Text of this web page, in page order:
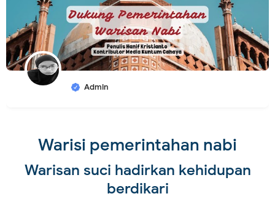
Admin
Warisi pemerintahan nabi
Warisan suci hadirkan kehidupan
berdikari